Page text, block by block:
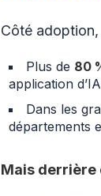
Côté
Plus de 80
application
Dans les
départements
Mais derrière